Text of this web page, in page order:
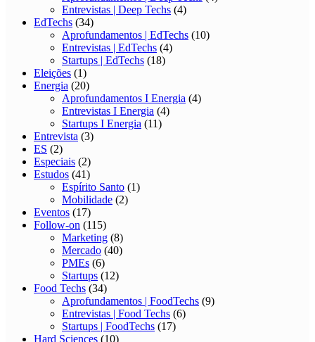
Entrevistas | Deep Techs (4)
EdTechs (34)
Aprofundamentos | EdTechs (10)
Entrevistas | EdTechs (4)
Startups | EdTechs (18)
Eleições (1)
Energia (20)
Aprofundamentos I Energia (4)
Entrevistas I Energia (4)
Startups I Energia (11)
Entrevista (3)
ES (2)
Especiais (2)
Estudos (41)
Espírito Santo (1)
Mobilidade (2)
Eventos (17)
Follow-on (115)
Marketing (8)
Mercado (40)
PMEs (6)
Startups (12)
Food Techs (34)
Aprofundamentos | FoodTechs (9)
Entrevistas | Food Techs (6)
Startups | FoodTechs (17)
Hard Sciences (10)